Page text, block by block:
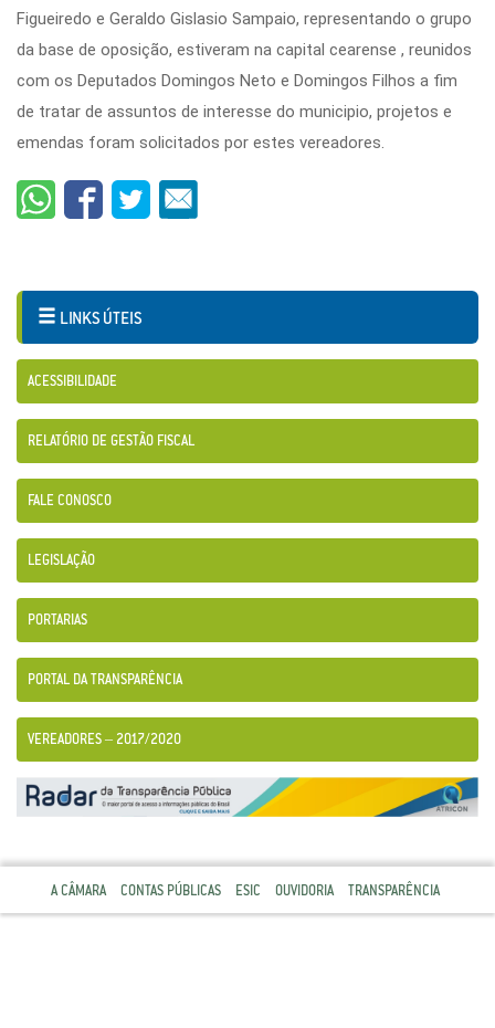
Figueiredo e Geraldo Gislasio Sampaio, representando o grupo
da base de oposição, estiveram na capital cearense , reunidos
com os Deputados Domingos Neto e Domingos Filhos a fim
de tratar de assuntos de interesse do municipio, projetos e
emendas foram solicitados por estes vereadores.
LINKS ÚTEIS
ACESSIBILIDADE
RELATÓRIO DE GESTÃO FISCAL
FALE CONOSCO
LEGISLAÇÃO
PORTARIAS
PORTAL DA TRANSPARÊNCIA
VEREADORES – 2017/2020
A CÂMARA CONTAS PÚBLICAS ESIC OUVIDORIA TRANSPARÊNCIA